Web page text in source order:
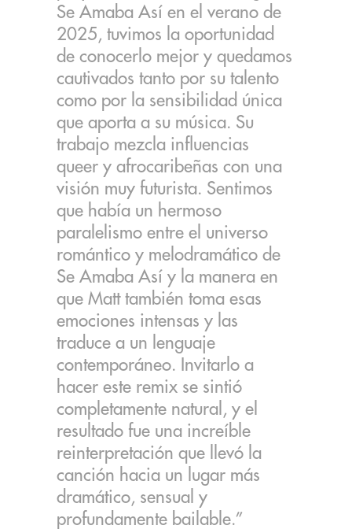
Se Amaba Así en el verano de
2025, tuvimos la oportunidad
de conocerlo mejor y quedamos
cautivados tanto por su talento
como por la sensibilidad única
que aporta a su música. Su
trabajo mezcla influencias
queer y afrocaribeñas con una
visión muy futurista. Sentimos
que había un hermoso
paralelismo entre el universo
romántico y melodramático de
Se Amaba Así y la manera en
que Matt también toma esas
emociones intensas y las
traduce a un lenguaje
contemporáneo. Invitarlo a
hacer este remix se sintió
completamente natural, y el
resultado fue una increíble
reinterpretación que llevó la
canción hacia un lugar más
dramático, sensual y
profundamente bailable.”